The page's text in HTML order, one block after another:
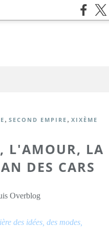
, SECOND EMPIRE , XIXÈME
L'AMOUR, LA
DES CARS
Overblog
des idées, des modes,